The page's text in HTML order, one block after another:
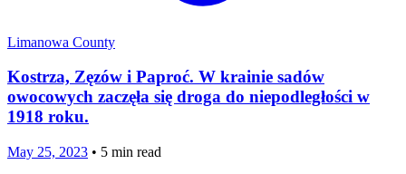
Limanowa County
Kostrza, Zęzów i Paproć. W krainie sadów
owocowych zaczęła się droga do niepodległości w
1918 roku.
May 25, 2023 • 5 min read